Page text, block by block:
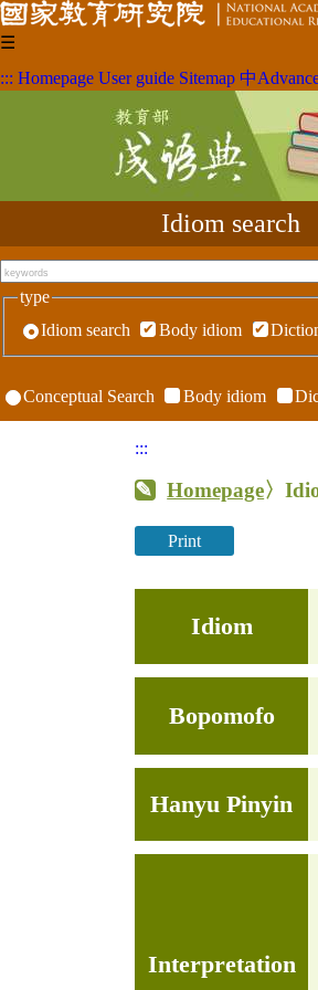
☰
::: Homepage User guide Sitemap 中
Idiom search
type
Idiom search
Body idiom
Conceptual Search Body idiom
:::
Homepage〉
Print
Idiom
Bopomofo
Hanyu Pinyin
Interpretation